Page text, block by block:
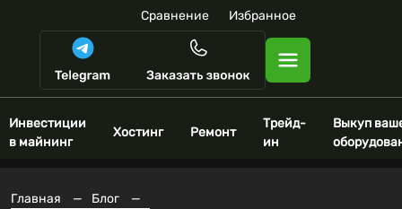
Сравнение Избранное
Инвестиции
в майнинг
Хостинг Ремонт
Трейд-
ин
Выкуп
Главная — Блог
—